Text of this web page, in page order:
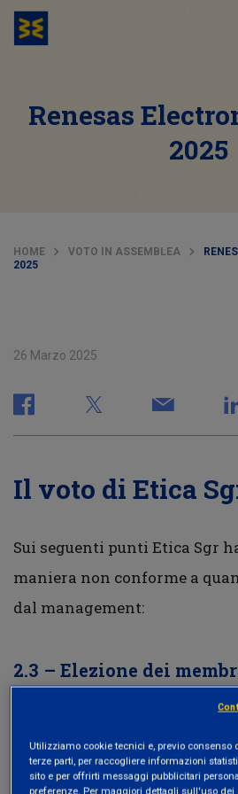
Renesas
2025
HOME VOTO IN ASSEMBLEA
2025
26 Marzo 2025
Il voto di Etica
Sui seguenti punti Etica Sgr
maniera non conforme a
dal management:
2.3 – Elezione dei
Etica ha votato contro la
perché, in quanto Presidente
Remunerazioni, è
Utilizziamo cookie tecnici e, previo consenso
terze parti, per raccogliere informazioni
sito e per offrirti messaggi pubblicitari
preferenze. Per maggiori dettagli sull'uso dei